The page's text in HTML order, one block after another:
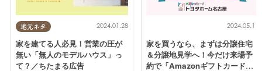
地元ネタ 2024.01.28
家を建てる人必見！営業の圧が
無い「無人のモデルハウス」っ
て？／ちたまる広告
2024.05.11
家を買うなら、まずは分譲住宅
＆分譲地見学へ！今だけ来場予
約で「Amazonギフトカード」